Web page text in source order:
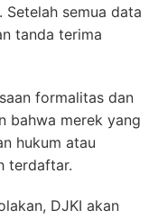
Setelah semua data
tanda terima
formalitas dan
bahwa merek yang
hukum atau
terdaftar.
DJKI akan